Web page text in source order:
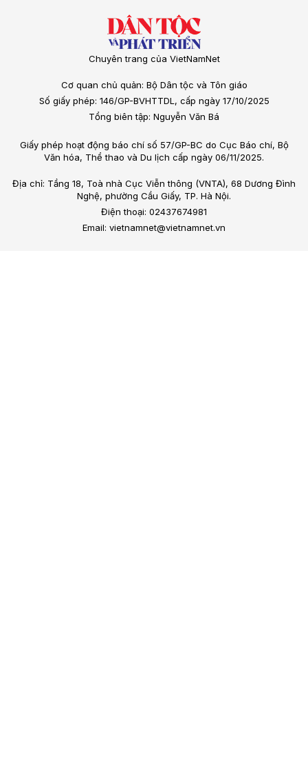
Chuyên trang của VietNamNet
Cơ quan chủ quản: Bộ Dân tộc và Tôn giáo
Số giấy phép: 146/GP-BVHTTDL, cấp ngày 17/10/2025
Tổng biên tập: Nguyễn Văn Bá
Giấy phép hoạt động báo chí số 57/GP-BC do Cục Báo chí, Bộ
Văn hóa, Thể thao và Du lịch cấp ngày 06/11/2025.
Địa chỉ: Tầng 18, Toà nhà Cục Viễn thông (VNTA), 68 Dương Đình
Nghệ, phường Cầu Giấy, TP. Hà Nội.
Điện thoại: 02437674981
Email: vietnamnet@vietnamnet.vn